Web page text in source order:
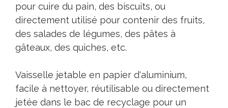
pour cuire du pain, des biscuits, ou
directement utilisé pour contenir des fruits,
des salades de légumes, des pâtes à
gâteaux, des quiches, etc.
Vaisselle jetable en papier d'aluminium,
facile à nettoyer, réutilisable ou directement
jetée dans le bac de recyclage pour un